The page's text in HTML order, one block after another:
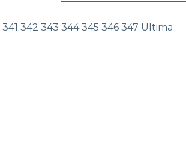
341 342 343 344 345 346 347 Ultima